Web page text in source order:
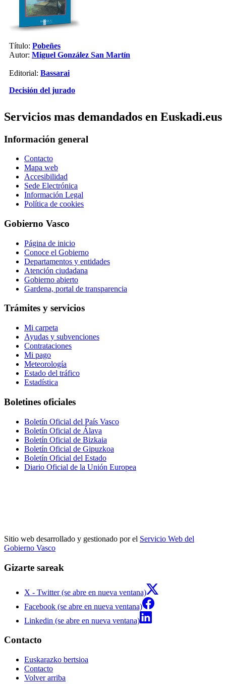
Título: Pobeñes
Autor: Miguel González San Martín
Editorial: Bassarai
Decisión del jurado
Servicios mas demandados en Euskadi.eus
Información general
Contacto
Mapa web
Accesibilidad
Sede Electrónica
Información Legal
Política de cookies
Gobierno Vasco
Página de inicio
Conoce el Gobierno
Departamentos y entidades
Atención ciudadana
Gobierno abierto
Gardena, portal de transparencia
Trámites y servicios
Mi carpeta
Ayudas y subvenciones
Contrataciones
Mi pago
Meteorología
Estado del tráfico
Estadística
Boletines oficiales
Boletín Oficial del País Vasco
Boletín Oficial de Álava
Boletín Oficial de Bizkaia
Boletín Oficial de Gipuzkoa
Boletín Oficial del Estado
Diario Oficial de la Unión Europea
Sitio web desarrollado y gestionado por el Servicio Web del
Gobierno Vasco
Gizarte sareak
X - Twitter (se abre en nueva ventana)
Facebook (se abre en nueva ventana)
Linkedin (se abre en nueva ventana)
Contacto
Euskarazko bertsioa
Contacto
Volver arriba